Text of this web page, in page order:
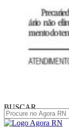
BUSCAR